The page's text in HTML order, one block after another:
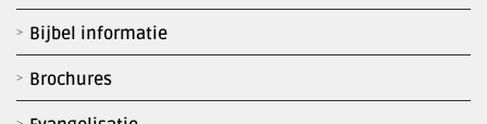
Bijbel informatie
Brochures